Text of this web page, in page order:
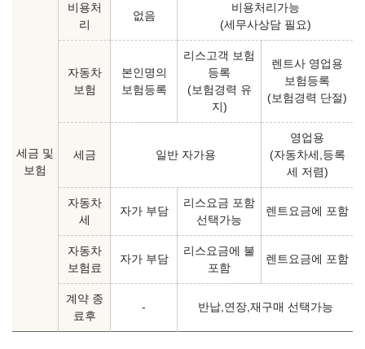
세금 및
보험
비용처
리
없음
비용처리가능
(세무사상담 필요)
자동차
보험
본인명의
보험등록
리스고객 보험
등록
(보험경력 유
지)
렌트사 영업용
보험등록
(보험경력 단절)
세금 일반 자가용
영업용
(자동차세,등록
세 저렴)
자동차
세
자가 부담
리스요금 포함
선택가능
렌트요금에 포함
자동차
보험료
자가 부담
리스요금에 불
포함
렌트요금에 포함
계약 종
료후
- 반납,연장,재구매 선택가능